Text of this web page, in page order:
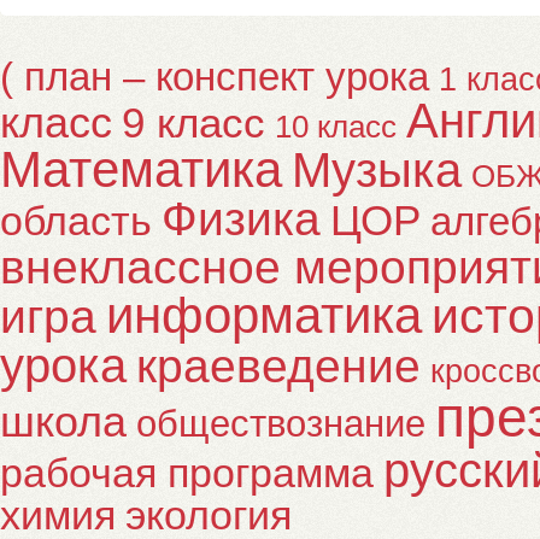
( план – конспект урока 1
класс 9 класс 10 класс
Математика Музыка
область Физика ЦОР
внеклассное
игра информатика
урока краеведение
школа обществознание
рабочая программа
химия экология